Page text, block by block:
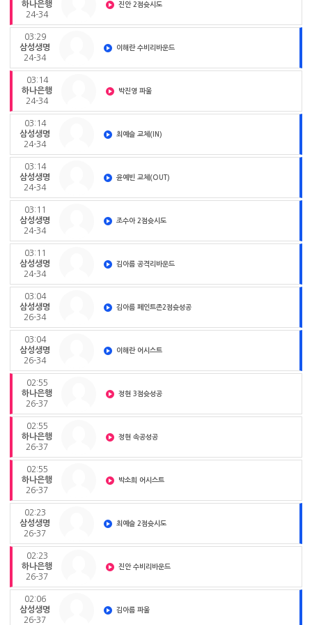
하나은행
24-34
진안 2점슛시도
03:29
삼성생명
24-34
이해란 수비리바운드
03:14
하나은행
24-34
박진영 파울
03:14
삼성생명
24-34
최예슬 교체(IN)
03:14
삼성생명
24-34
윤예빈 교체(OUT)
03:11
삼성생명
24-34
조수아 2점슛시도
03:11
삼성생명
24-34
김아름 공격리바운드
03:04
삼성생명
26-34
김아름 페인트존2점슛성공
03:04
삼성생명
26-34
이해란 어시스트
02:55
하나은행
26-37
정현 3점슛성공
02:55
하나은행
26-37
정현 속공성공
02:55
하나은행
26-37
박소희 어시스트
02:23
삼성생명
26-37
최예슬 2점슛시도
02:23
하나은행
26-37
진안 수비리바운드
02:06
삼성생명
26-37
김아름 파울